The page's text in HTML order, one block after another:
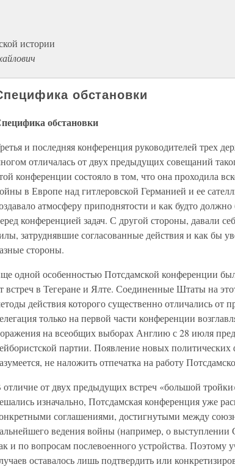
истории
обстановки
обстановки
и последняя конференция руководителей трех
отличалась от двух предыдущих совещаний
конференции состояло в том, что она проходила
в Европе над гитлеровской Германией и ее
атмосферу приподнятости и как будто
конференцией задач. С другой стороны, давали
затруднявшие согласованные действия и как бы
стороны.
одной особенностью Потсдамской конференции
встреч в Тегеране и Ялте. Соединенные Штаты на
действия которого существенно отличались от
только на первой части конференции
на всеобщих выборах Англию с 28 июля
партии. Появление новых
не наложить отпечатка на работу
от двух предыдущих встреч «большой
изначально, Потсдамская конференция уже
соглашениями, достигнутыми между
ведения войны (например, о
и по вопросам послевоенного устройства. Поэтому
оставалось лишь подтвердить или